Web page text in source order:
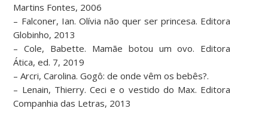
Martins Fontes, 2006
– Falconer, Ian. Olívia não quer ser princesa. Editora
Globinho, 2013
– Cole, Babette. Mamãe botou um ovo. Editora
Ática, ed. 7, 2019
– Arcri, Carolina. Gogô: de onde vêm os bebês?.
– Lenain, Thierry. Ceci e o vestido do Max. Editora
Companhia das Letras, 2013